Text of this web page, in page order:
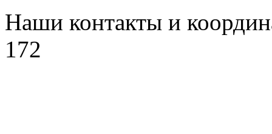
Наши контакты и
172